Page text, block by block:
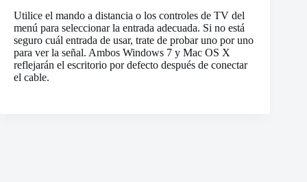
Utilice el mando a distancia o los controles de TV del
menú para seleccionar la entrada adecuada. Si no está
seguro cuál entrada de usar, trate de probar uno por uno
para ver la señal. Ambos Windows 7 y Mac OS X
reflejarán el escritorio por defecto después de conectar
el cable.